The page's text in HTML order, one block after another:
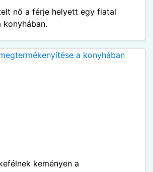
nő a férje helyett egy fiatal
keményen a